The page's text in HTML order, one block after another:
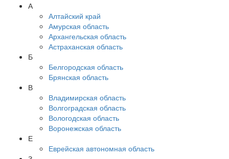
А
Алтайский край
Амурская область
Архангельская область
Астраханская область
Б
Белгородская область
Брянская область
В
Владимирская область
Волгоградская область
Вологодская область
Воронежская область
Е
Еврейская автономная область